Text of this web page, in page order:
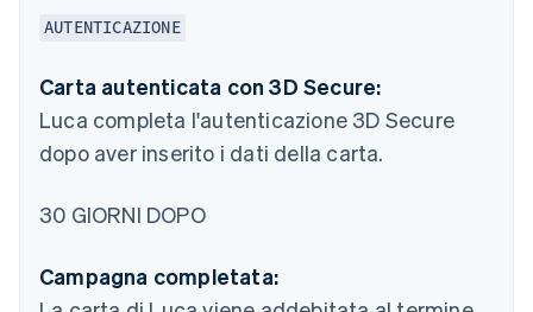
AUTENTICAZIONE
Carta autenticata con 3D Secure:
Luca completa l'autenticazione 3D Secure
dopo aver inserito i dati della carta.
30 GIORNI DOPO
Campagna completata: